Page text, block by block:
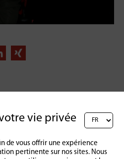
vie privée
de vous offrir une expérience
pertinente sur nos sites. Nous